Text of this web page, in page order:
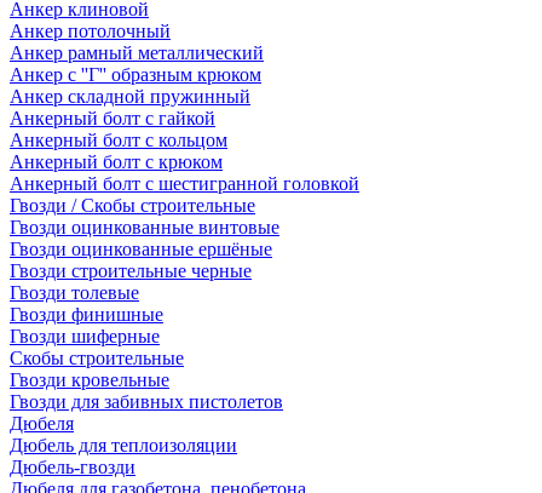
Анкер клиновой
Анкер потолочный
Анкер рамный металлический
Анкер с ''Г'' образным крюком
Анкер складной пружинный
Анкерный болт с гайкой
Анкерный болт с кольцом
Анкерный болт с крюком
Анкерный болт с шестигранной головкой
Гвозди / Скобы строительные
Гвозди оцинкованные винтовые
Гвозди оцинкованные ершёные
Гвозди строительные черные
Гвозди толевые
Гвозди финишные
Гвозди шиферные
Скобы строительные
Гвозди кровельные
Гвозди для забивных пистолетов
Дюбеля
Дюбель для теплоизоляции
Дюбель-гвозди
Дюбеля для газобетона, пенобетона